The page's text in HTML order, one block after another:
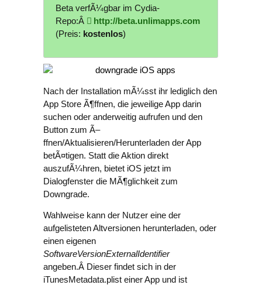
Beta verfÃ¼gbar im Cydia-
Repo:Â
http://beta.unlimapps.com
(Preis: kostenlos)
Nach der Installation mÃ¼sst ihr lediglich den
App Store Ã¶ffnen, die jeweilige App darin
suchen oder anderweitig aufrufen und den
Button zum Ã–
ffnen/Aktualisieren/Herunterladen der App
betÃ¤tigen. Statt die Aktion direkt
auszufÃ¼hren, bietet iOS jetzt im
Dialogfenster die MÃ¶glichkeit zum
Downgrade.
Wahlweise kann der Nutzer eine der
aufgelisteten Altversionen herunterladen, oder
einen eigenen
SoftwareVersionExternalIdentifier
angeben.Â Dieser findet sich in der
iTunesMetadata.plist einer App und ist